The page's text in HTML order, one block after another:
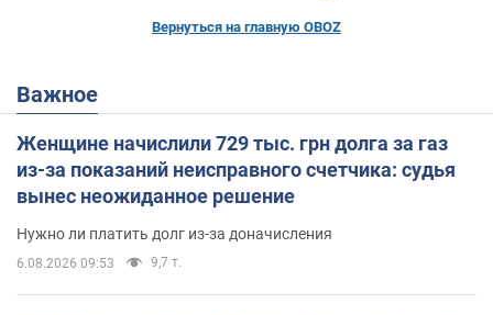
Вернуться на главную OBOZ
Важное
Женщине начислили 729 тыс. грн долга за газ
из-за показаний неисправного счетчика: судья
вынес неожиданное решение
Нужно ли платить долг из-за доначисления
6.08.2026 09:53 9,7 т.